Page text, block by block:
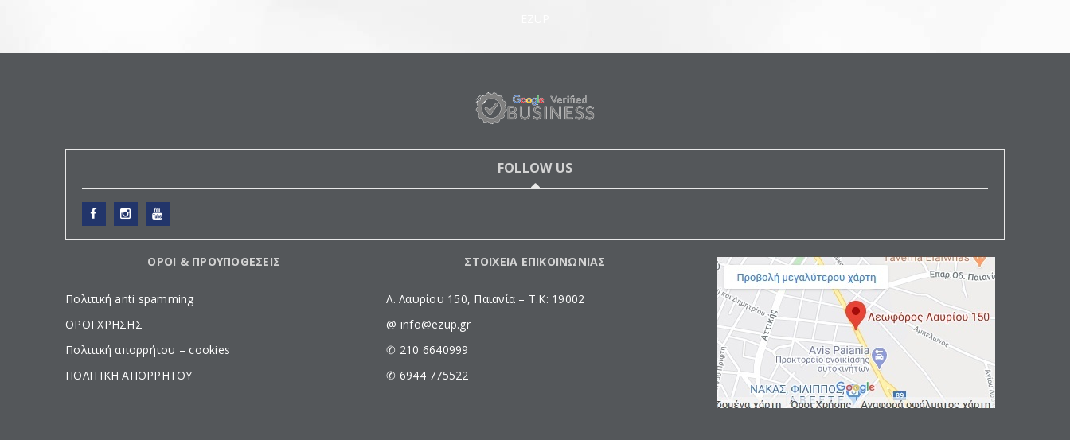
FOLLOW US
ΟΡΟΙ & ΠΡΟΥΠΟΘΕΣΕΙΣ
Πολιτική anti spamming
ΟΡΟΙ ΧΡΗΣΗΣ
Πολιτική απορρήτου – cookies
ΠΟΛΙΤΙΚΗ ΑΠΟΡΡΗΤΟΥ
ΣΤΟΙΧΕΙΑ ΕΠΙΚΟΙΝΩΝΙΑΣ
Λ. Λαυρίου 150, Παιανία – Τ.Κ: 19002
@ info@ezup.gr
✆ 210 6640999
✆ 6944 775522